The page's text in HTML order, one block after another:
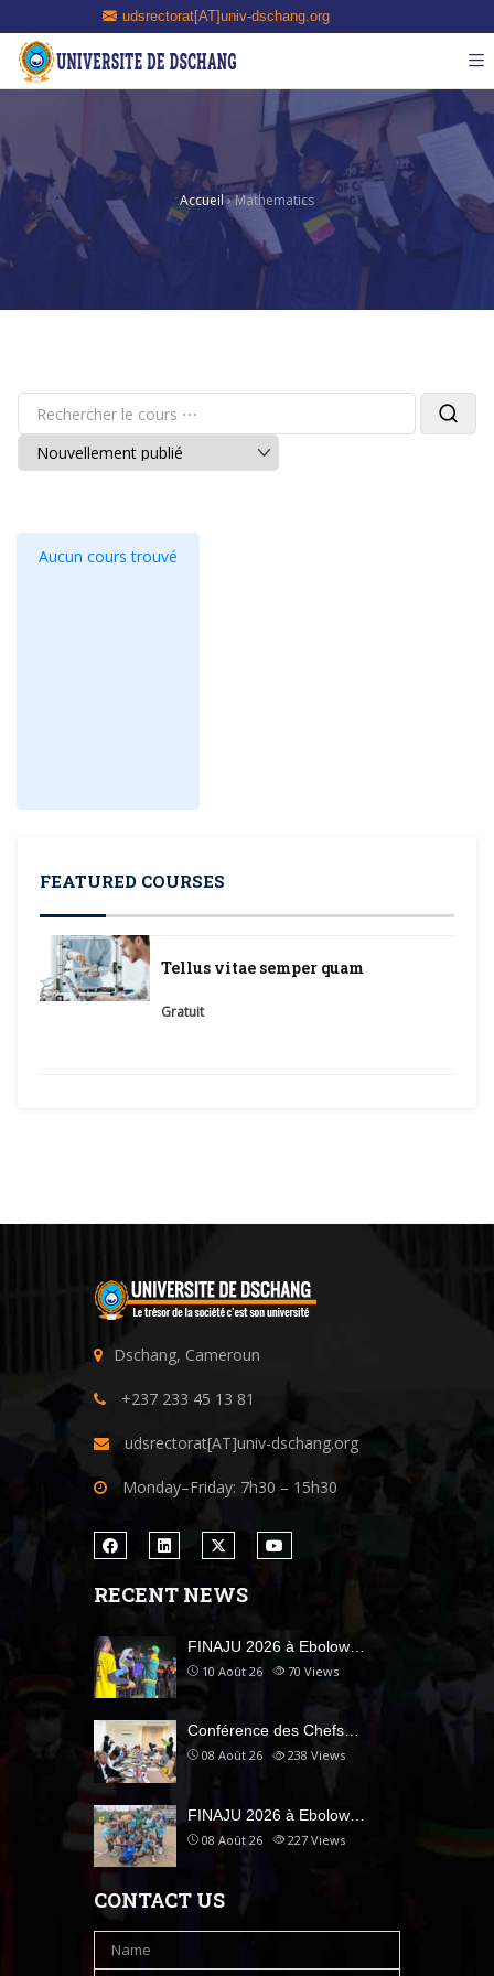
udsrectorat[AT]univ-dschang.org
Accueil›Mathematics
Aucun cours trouvé
FEATURED COURSES
Tellus vitae semper quam
Gratuit
Dschang, Cameroun
+237 233 45 13 81
udsrectorat[AT]univ-dschang.org
Monday–Friday: 7h30 – 15h30
RECENT NEWS
FINAJU 2026 à Ebolow…
10 Août 26 70 Views
Conférence des Chefs…
08 Août 26 238 Views
FINAJU 2026 à Ebolow…
08 Août 26 227 Views
CONTACT US